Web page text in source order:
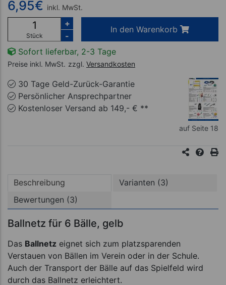
6,95€ inkl. MwSt.
Stück
+
-
In den Warenkorb
Sofort lieferbar, 2-3 Tage
Preise inkl. MwSt. zzgl. Versandkosten
30 Tage Geld-Zurück-Garantie
Persönlicher Ansprechpartner
Kostenloser Versand ab 149,- € **
auf Seite 18
Beschreibung
Varianten (3)
Bewertungen (3)
Ballnetz für 6 Bälle, gelb
Das Ballnetz eignet sich zum platzsparenden
Verstauen von Bällen im Verein oder in der Schule.
Auch der Transport der Bälle auf das Spielfeld wird
durch das Ballnetz erleichtert.